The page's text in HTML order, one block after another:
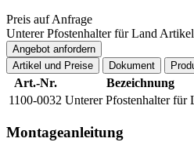
Preis auf Anfrage
Unterer Pfostenhalter für Land
Angebot anfordern
Artikel und Preise
Dokument
Art.-Nr. Bezeichnung
1100-0032 Unterer Pfostenhalter für
Montageanleitung